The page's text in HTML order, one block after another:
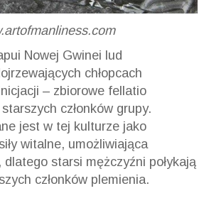
Nowej Gwinei lud
chłopcach
– zbiorowe fellatio
członków grupy.
jest w tej kulturze jako
witalne, umożliwiająca
starsi mężczyźni połykają
członków plemienia.